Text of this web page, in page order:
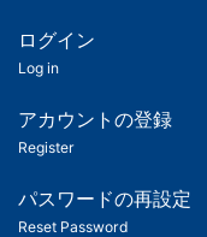
ツ
匿
名
ユ
ー
ログイン
Log in
アカウントの登録
Register
パスワードの再設定
Reset Password